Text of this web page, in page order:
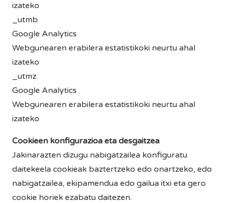
izateko
_utmb
Google Analytics
Webgunearen erabilera estatistikoki neurtu ahal
izateko
_utmz
Google Analytics
Webgunearen erabilera estatistikoki neurtu ahal
izateko
Cookieen konfigurazioa eta desgaitzea
Jakinarazten dizugu nabigatzailea konfiguratu
daitekeela cookieak baztertzeko edo onartzeko, edo
nabigatzailea, ekipamendua edo gailua itxi eta gero
cookie horiek ezabatu daitezen.